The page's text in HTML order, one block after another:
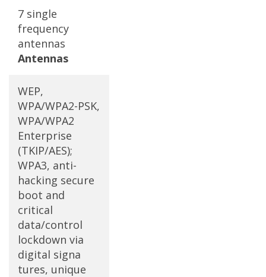
Antennas
7 single
frequency
antennas
WEP,
WPA/WPA2-PSK,
WPA/WPA2
Enterprise
(TKIP/AES);
WPA3, anti-
hacking secure
boot and
critical
data/control
lockdown via
digital signa
tures, unique